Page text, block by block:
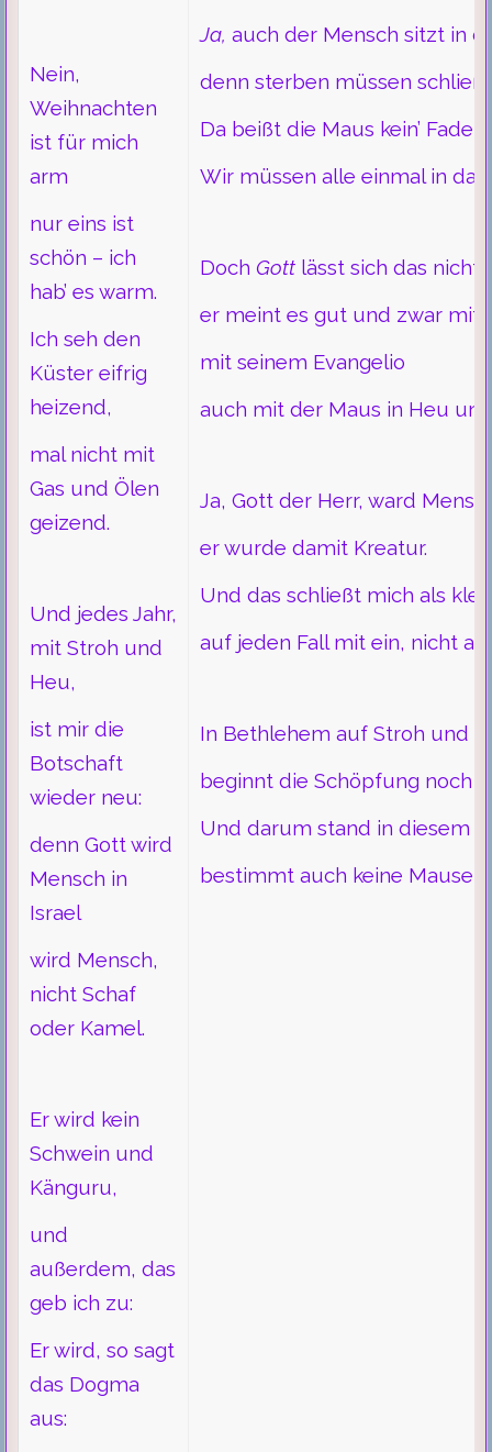
Nein,
Weihnachten
ist für mich
arm ­
nur eins ist
schön – ich
hab’ es warm.
Ich seh den
Küster eifrig
heizend,
mal nicht mit
Gas und Ölen
geizend.
Und jedes Jahr,
mit Stroh und
Heu,
ist mir die
Botschaft
wieder neu:
denn Gott wird
Mensch in
Israel ­
wird Mensch,
nicht Schaf
oder Kamel.
Er wird kein
Schwein und
Känguru,
und
außerdem, das
geb ich zu:
Er wird, so sagt
das Dogma
aus:
Ja,auch der Mensch sitzt in
denn sterben müssen
Da beißt die Maus kein’ Faden
Wir müssen alle einmal in das
DochGott lässt sich das nicht
er meint es gut und zwar mit
mit seinem Evangelio
auch mit der Maus in Heu
Ja, Gott der Herr, ward
er wurde damit Kreatur.
Und das schließt mich als
auf jeden Fall mit ein, nicht
In Bethlehem auf Stroh und
beginnt die Schöpfung noch
Und darum stand in diesem
bestimmt auch keine